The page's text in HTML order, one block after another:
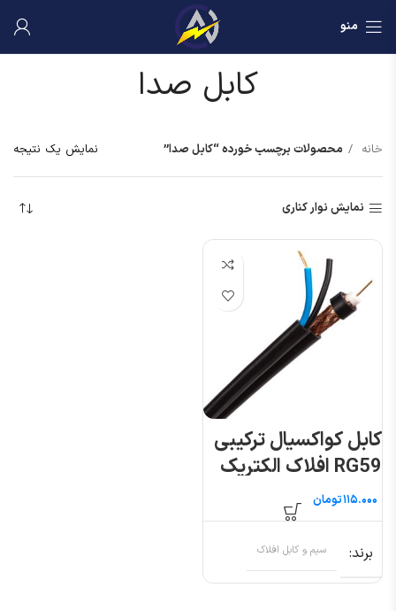
منو
کابل صدا
خانه محصولات برچسب خورده “کابل صدا” نمایش یک نتیجه
نمایش نوار کناری
کابل کواکسیال ترکیبی
RG59 افلاک الکتریک
خراسان
تومان
برند سیم و کابل افلاک